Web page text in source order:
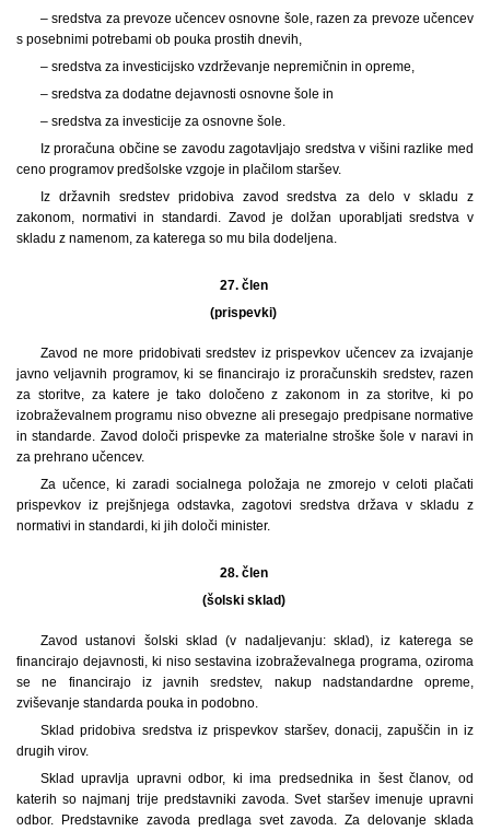
– sredstva za prevoze učencev osnovne šole, razen za prevoze učencev
s posebnimi potrebami ob pouka prostih dnevih,
– sredstva za investicijsko vzdrževanje nepremičnin in opreme,
– sredstva za dodatne dejavnosti osnovne šole in
– sredstva za investicije za osnovne šole.
Iz proračuna občine se zavodu zagotavljajo sredstva v višini razlike med
ceno programov predšolske vzgoje in plačilom staršev.
Iz državnih sredstev pridobiva zavod sredstva za delo v skladu z
zakonom, normativi in standardi. Zavod je dolžan uporabljati sredstva v
skladu z namenom, za katerega so mu bila dodeljena.
27. člen
(prispevki)
Zavod ne more pridobivati sredstev iz prispevkov učencev za izvajanje
javno veljavnih programov, ki se financirajo iz proračunskih sredstev, razen
za storitve, za katere je tako določeno z zakonom in za storitve, ki po
izobraževalnem programu niso obvezne ali presegajo predpisane normative
in standarde. Zavod določi prispevke za materialne stroške šole v naravi in
za prehrano učencev.
Za učence, ki zaradi socialnega položaja ne zmorejo v celoti plačati
prispevkov iz prejšnjega odstavka, zagotovi sredstva država v skladu z
normativi in standardi, ki jih določi minister.
28. člen
(šolski sklad)
Zavod ustanovi šolski sklad (v nadaljevanju: sklad), iz katerega se
financirajo dejavnosti, ki niso sestavina izobraževalnega programa, oziroma
se ne financirajo iz javnih sredstev, nakup nadstandardne opreme,
zviševanje standarda pouka in podobno.
Sklad pridobiva sredstva iz prispevkov staršev, donacij, zapuščin in iz
drugih virov.
Sklad upravlja upravni odbor, ki ima predsednika in šest članov, od
katerih so najmanj trije predstavniki zavoda. Svet staršev imenuje upravni
odbor. Predstavnike zavoda predlaga svet zavoda. Za delovanje sklada